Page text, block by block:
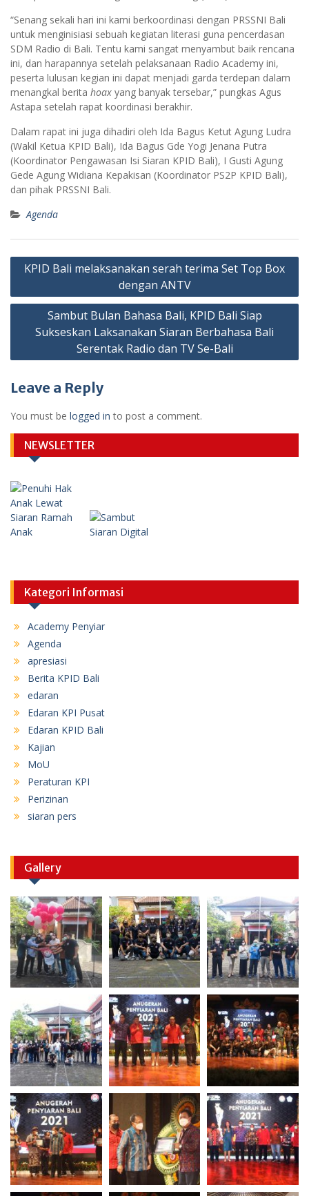
“Senang sekali hari ini kami berkoordinasi dengan PRSSNI Bali
untuk menginisiasi sebuah kegiatan literasi guna pencerdasan
SDM Radio di Bali. Tentu kami sangat menyambut baik rencana
ini, dan harapannya setelah pelaksanaan Radio Academy ini,
peserta lulusan kegian ini dapat menjadi garda terdepan dalam
menangkal berita hoax yang banyak tersebar,” pungkas Agus
Astapa setelah rapat koordinasi berakhir.
Dalam rapat ini juga dihadiri oleh Ida Bagus Ketut Agung Ludra
(Wakil Ketua KPID Bali), Ida Bagus Gde Yogi Jenana Putra
(Koordinator Pengawasan Isi Siaran KPID Bali), I Gusti Agung
Gede Agung Widiana Kepakisan (Koordinator PS2P KPID Bali),
dan pihak PRSSNI Bali.
Agenda
Post
KPID Bali melaksanakan serah terima Set Top Box
dengan ANTV
Sambut Bulan Bahasa Bali, KPID Bali Siap
Sukseskan Laksanakan Siaran Berbahasa Bali
Serentak Radio dan TV Se-Bali
Leave a Reply
You must be logged in to post a comment.
NEWSLETTER
Kategori Informasi
Academy Penyiar
Agenda
apresiasi
Berita KPID Bali
edaran
Edaran KPI Pusat
Edaran KPID Bali
Kajian
MoU
Peraturan KPI
Perizinan
siaran pers
Gallery